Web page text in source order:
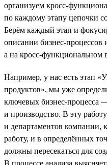
организуем кросс-
по каждому этапу цепочки
Берём каждый этап и
описании бизнес-
а на кросс-функциональном
Например, у нас есть этап
продуктов», мы уже
ключевых бизнес-процесса
и производство. В эту
и департаментов
работу, и в определённых
должны пересекаться для
В процессе анализа